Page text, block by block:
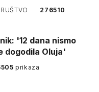
do Istanbula!
276510
'12 dana nismo
dogodila Oluja'
prikaza